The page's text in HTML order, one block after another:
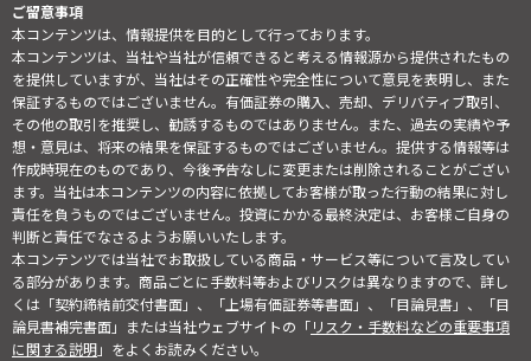
ご留意事項
本コンテンツは、情報提供を目的として行っております。
本コンテンツは、当社や当社が信頼できると考える情報源から提供されたもの
を提供していますが、当社はその正確性や完全性について意見を表明し、また
保証するものではございません。有価証券の購入、売却、デリバティブ取引、
その他の取引を推奨し、勧誘するものではありません。また、過去の実績や予
想・意見は、将来の結果を保証するものではございません。提供する情報等は
作成時現在のものであり、今後予告なしに変更または削除されることがござい
ます。当社は本コンテンツの内容に依拠してお客様が取った行動の結果に対し
責任を負うものではございません。投資にかかる最終決定は、お客様ご自身の
判断と責任でなさるようお願いいたします。
本コンテンツでは当社でお取扱している商品・サービス等について言及してい
る部分があります。商品ごとに手数料等およびリスクは異なりますので、詳し
くは「契約締結前交付書面」、「上場有価証券等書面」、「目論見書」、「目
論見書補完書面」または当社ウェブサイトの「リスク・手数料などの重要事項
に関する説明」をよくお読みください。